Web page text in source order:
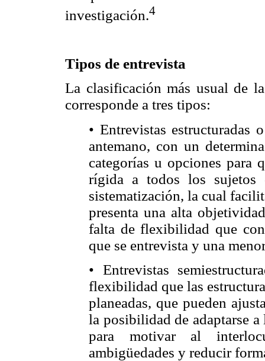
investigación.4
Tipos de entrevista
La clasificación más usual de
corresponde a tres tipos:
• Entrevistas estructuradas
antemano, con un
categorías u opciones para
rígida a todos los sujetos
sistematización, la cual
presenta una alta
falta de flexibilidad que
que se entrevista y una
• Entrevistas
flexibilidad que las
planeadas, que pueden
la posibilidad de adaptarse
para motivar al
ambigüedades y reducir